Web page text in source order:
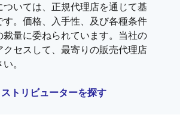
いては、正規代理店を通じて基
。価格、入手性、及び各種条件
裁量に委ねられています。当社の
クセスして、最寄りの販売代理店
。
トリビューターを探す